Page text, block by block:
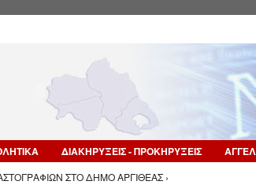
ΔΙΑΚΗΡΥΞΕΙΣ - ΠΡΟΚΗΡΥΞΕΙΣ
ΣΤΟ ΔΗΜΟ ΑΡΓΙΘΕΑΣ ›